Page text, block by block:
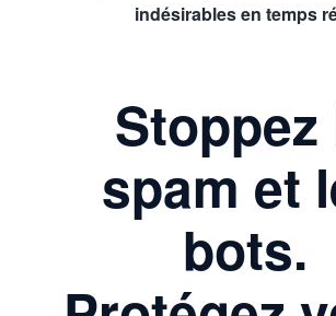
indésirables en temps
Stoppez
spam et
bots.